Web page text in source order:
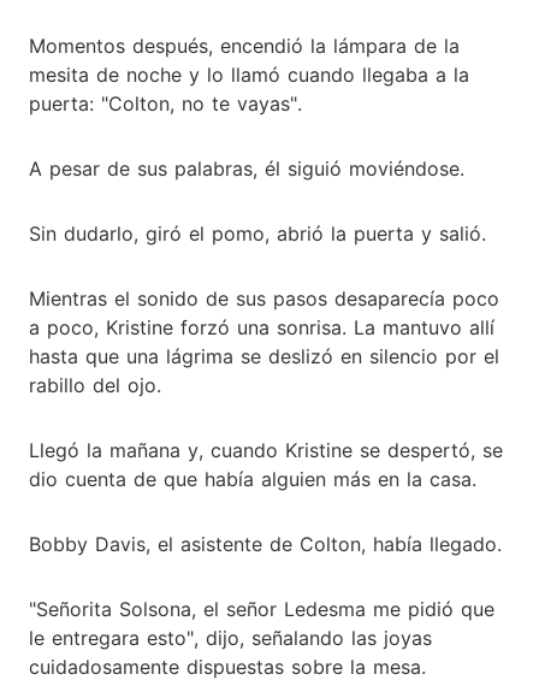
Momentos después, encendió la lámpara de la
mesita de noche y lo llamó cuando llegaba a la
puerta: "Colton, no te vayas".
A pesar de sus palabras, él siguió moviéndose.
Sin dudarlo, giró el pomo, abrió la puerta y salió.
Mientras el sonido de sus pasos desaparecía poco
a poco, Kristine forzó una sonrisa. La mantuvo allí
hasta que una lágrima se deslizó en silencio por el
rabillo del ojo.
Llegó la mañana y, cuando Kristine se despertó, se
dio cuenta de que había alguien más en la casa.
Bobby Davis, el asistente de Colton, había llegado.
"Señorita Solsona, el señor Ledesma me pidió que
le entregara esto", dijo, señalando las joyas
cuidadosamente dispuestas sobre la mesa.